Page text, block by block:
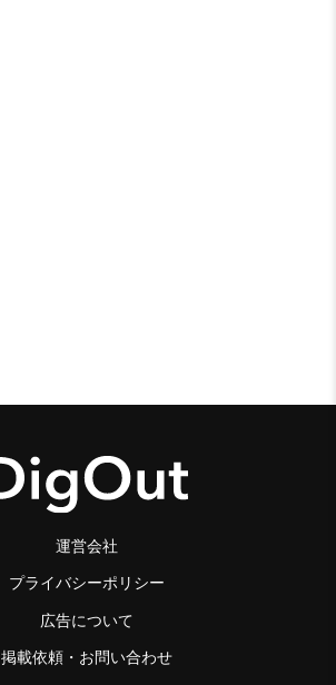
運営会社
プライバシーポリシー
広告について
掲載依頼・お問い合わせ